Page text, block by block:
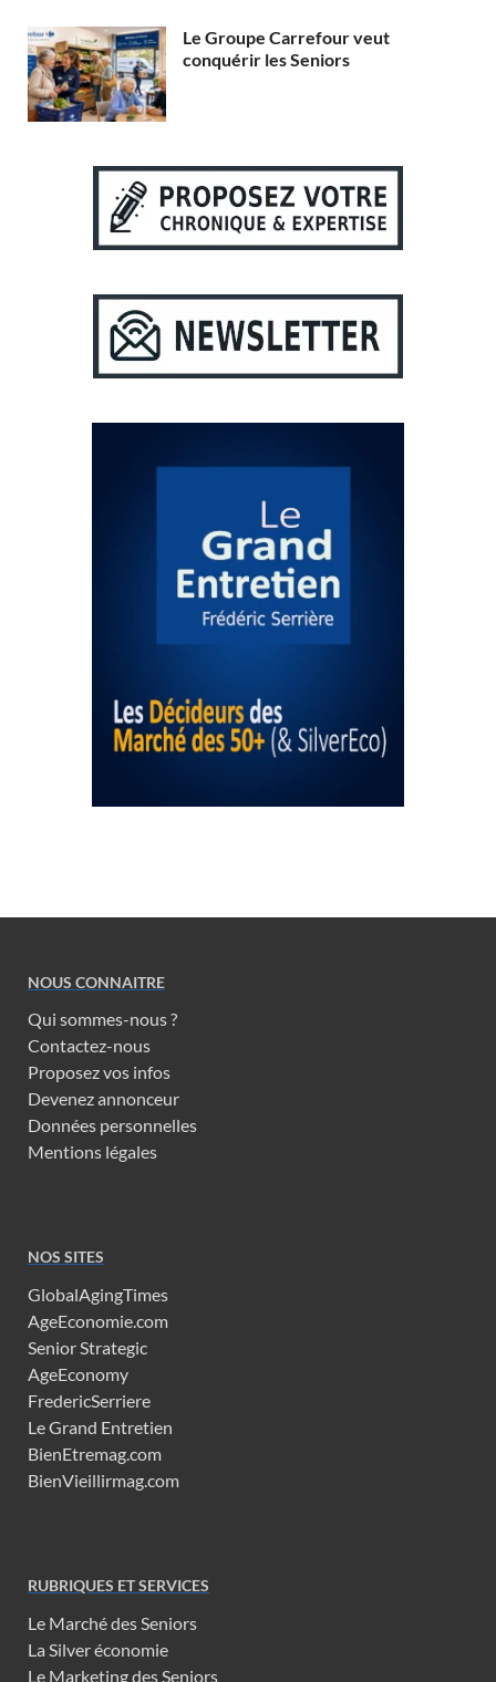
Le Groupe Carrefour veut
conquérir les Seniors
NOUS CONNAITRE
Qui sommes-nous ?
Contactez-nous
Proposez vos infos
Devenez annonceur
Données personnelles
Mentions légales
NOS SITES
GlobalAgingTimes
AgeEconomie.com
Senior Strategic
AgeEconomy
FredericSerriere
Le Grand Entretien
BienEtremag.com
BienVieillirmag.com
RUBRIQUES ET SERVICES
Le Marché des Seniors
La Silver économie
Le Marketing des Seniors